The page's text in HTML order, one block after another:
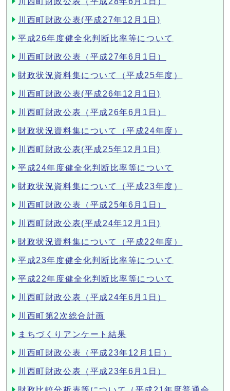
川西町財政公表(平成27年12月1日)
平成26年度健全化判断比率等について
川西町財政公表（平成27年6月1日）
財政状況資料集について（平成25年度）
川西町財政公表(平成26年12月1日)
川西町財政公表（平成26年6月1日）
財政状況資料集について（平成24年度）
川西町財政公表(平成25年12月1日)
平成24年度健全化判断比率等について
財政状況資料集について（平成23年度）
川西町財政公表（平成25年6月1日）
川西町財政公表(平成24年12月1日)
財政状況資料集について（平成22年度）
平成23年度健全化判断比率等について
平成22年度健全化判断比率等について
川西町財政公表（平成24年6月1日）
川西町第2次総合計画
まちづくりアンケート結果
川西町財政公表（平成23年12月1日）
川西町財政公表（平成23年6月1日）